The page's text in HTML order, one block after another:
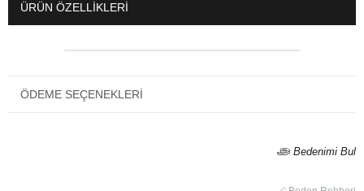
ÜRÜN ÖZELLIKLERI
ÖDEME SEÇENEKLERI
Bedenimi Bul